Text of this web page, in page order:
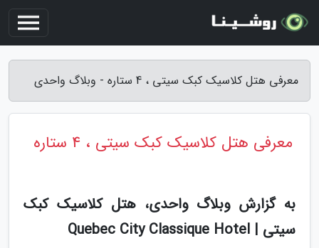
معرفی هتل کلاسیک کبک سیتی ، 4 ستاره - وبلاگ واحدی
معرفی هتل کلاسیک کبک سیتی ، 4 ستاره
به گزارش وبلاگ واحدی، هتل کلاسیک کبک
سیتی | Quebec City Classique Hotel